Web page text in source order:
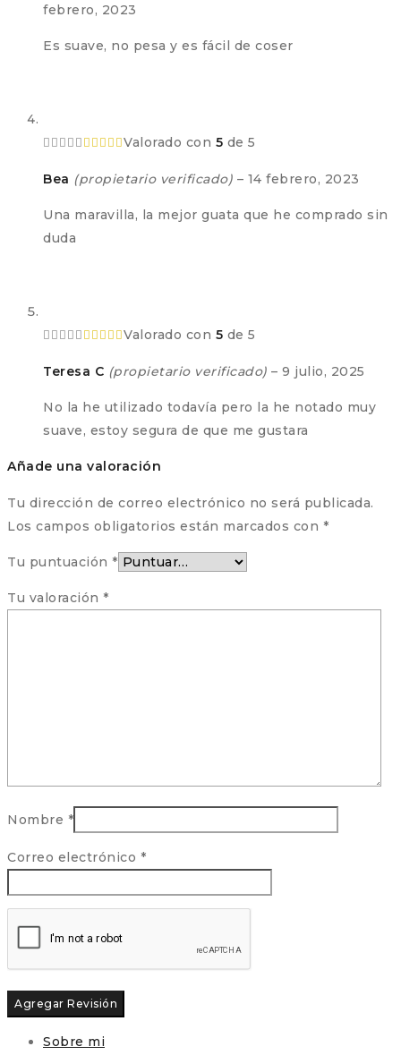
febrero, 2023
Es suave, no pesa y es fácil de coser
Valorado con 5 de 5
Bea (propietario verificado) – 14 febrero, 2023
Una maravilla, la mejor guata que he comprado sin
duda
Valorado con 5 de 5
Teresa C (propietario verificado) – 9 julio, 2025
No la he utilizado todavía pero la he notado muy
suave, estoy segura de que me gustara
Añade una valoración
Tu dirección de correo electrónico no será publicada.
Los campos obligatorios están marcados con *
Tu puntuación *
Tu valoración *
Nombre *
Correo electrónico *
Sobre mi